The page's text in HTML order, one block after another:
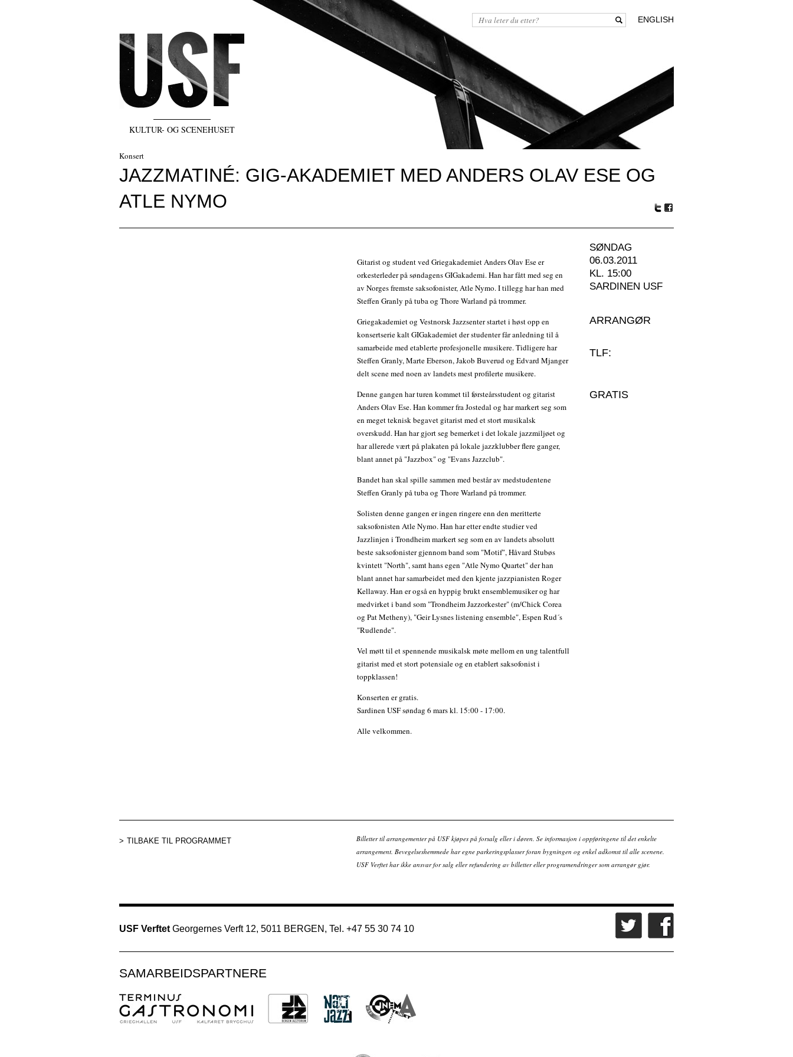
KULTUR- OG SCENEHUSET
ENGLISH
Konsert
JAZZMATINÉ: GIG-AKADEMIET MED ANDERS OLAV ESE OG
ATLE NYMO
Gitarist og student ved Griegakademiet Anders Olav Ese er
orkesterleder på søndagens GIGakademi. Han har fått med seg en
av Norges fremste saksofonister, Atle Nymo. I tillegg har han med
Steffen Granly på tuba og Thore Warland på trommer.
Griegakademiet og Vestnorsk Jazzsenter startet i høst opp en
konsertserie kalt GIGakademiet der studenter får anledning til å
samarbeide med etablerte profesjonelle musikere. Tidligere har
Steffen Granly, Marte Eberson, Jakob Buverud og Edvard Mjanger
delt scene med noen av landets mest profilerte musikere.
Denne gangen har turen kommet til førsteårsstudent og gitarist
Anders Olav Ese. Han kommer fra Jostedal og har markert seg som
en meget teknisk begavet gitarist med et stort musikalsk
overskudd. Han har gjort seg bemerket i det lokale jazzmiljøet og
har allerede vært på plakaten på lokale jazzklubber flere ganger,
blant annet på "Jazzbox" og "Evans Jazzclub".
Bandet han skal spille sammen med består av medstudentene
Steffen Granly på tuba og Thore Warland på trommer.
Solisten denne gangen er ingen ringere enn den meritterte
saksofonisten Atle Nymo. Han har etter endte studier ved
Jazzlinjen i Trondheim markert seg som en av landets absolutt
beste saksofonister gjennom band som "Motif", Håvard Stubøs
kvintett "North", samt hans egen "Atle Nymo Quartet" der han
blant annet har samarbeidet med den kjente jazzpianisten Roger
Kellaway. Han er også en hyppig brukt ensemblemusiker og har
medvirket i band som "Trondheim Jazzorkester" (m/Chick Corea
og Pat Metheny), "Geir Lysnes listening ensemble", Espen Rud´s
"Rudlende".
Vel møtt til et spennende musikalsk møte mellom en ung talentfull
gitarist med et stort potensiale og en etablert saksofonist i
toppklassen!
Konserten er gratis.
Sardinen USF søndag 6 mars kl. 15:00 - 17:00.
Alle velkommen.
SØNDAG
06.03.2011
KL. 15:00
SARDINEN USF
ARRANGØR
TLF:
GRATIS
TILBAKE TIL PROGRAMMET
Billetter til arrangementer på USF kjøpes på forsalg eller i døren. Se informasjon i oppføringene til det enkelte
arrangement. Bevegelseshemmede har egne parkeringsplasser foran bygningen og enkel adkomst til alle scenene.
USF Verftet har ikke ansvar for salg eller refundering av billetter eller programendringer som arrangør gjør.
USF Verftet Georgernes Verft 12, 5011 BERGEN, Tel. +47 55 30 74 10
SAMARBEIDSPARTNERE